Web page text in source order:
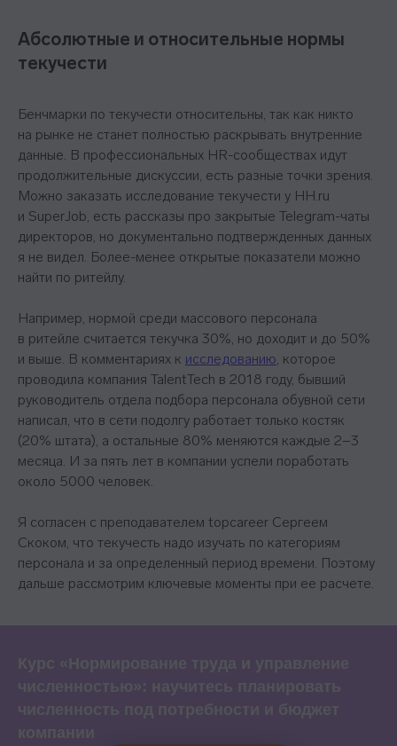
Абсолютные и относительные нормы
текучести
Бенчмарки по текучести относительны, так как никто
на рынке не станет полностью раскрывать внутренние
данные. В профессиональных HR-сообществах идут
продолжительные дискуссии, есть разные точки зрения.
Можно заказать исследование текучести у HH.ru
и SuperJob, есть рассказы про закрытые Telegram-чаты
директоров, но документально подтвержденных данных
я не видел. Более-менее открытые показатели можно
найти по ритейлу.
Например, нормой среди массового персонала
в ритейле считается текучка 30%, но доходит и до 50%
и выше. В комментариях к исследованию, которое
проводила компания TalentTech в 2018 году, бывший
руководитель отдела подбора персонала обувной сети
написал, что в сети подолгу работает только костяк
(20% штата), а остальные 80% меняются каждые 2−3
месяца. И за пять лет в компании успели поработать
около 5000 человек.
Я согласен с преподавателем topcareer Сергеем
Скоком, что текучесть надо изучать по категориям
персонала и за определенный период времени. Поэтому
дальше рассмотрим ключевые моменты при ее расчете.
Курс «Нормирование труда и управление
численностью»: научитесь планировать
численность под потребности и бюджет
компании